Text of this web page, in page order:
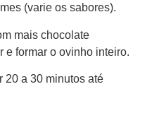
(varie os sabores).
mais chocolate
e formar o ovinho inteiro.
20 a 30 minutos até